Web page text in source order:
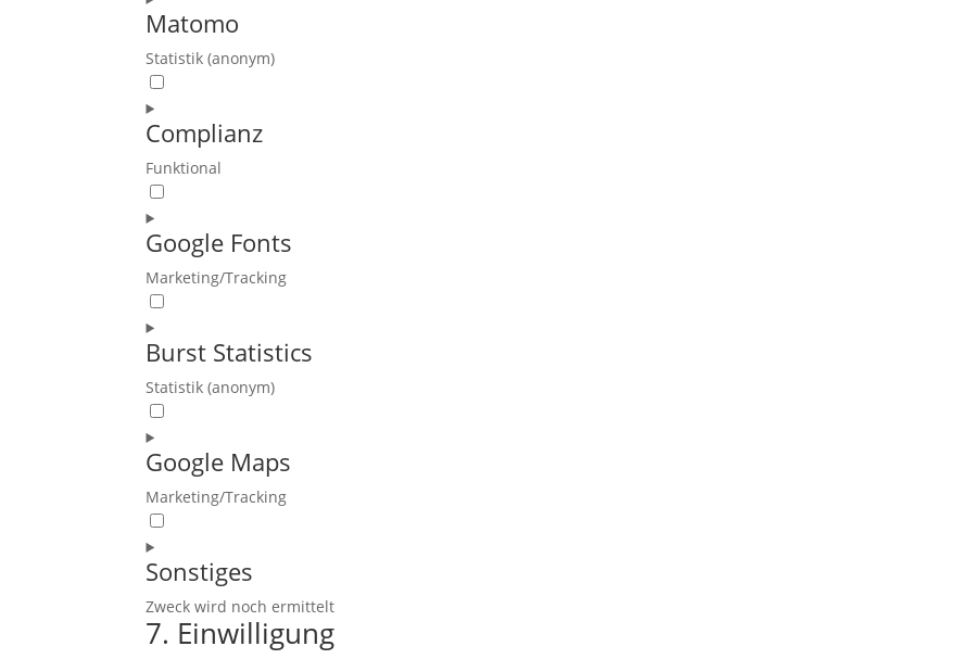
service
divi-
(elegant-
Matomo
Statistik (anonym)
Consent
to
service
matomo
Complianz
Funktional
Consent
to
service
complianz
Google Fonts
Marketing/Tracking
Consent
to
service
google-
fonts
Burst Statistics
Statistik (anonym)
Consent
to
service
burst-
statistics
Google Maps
Marketing/Tracking
Consent
to
service
google-
maps
Sonstiges
Zweck wird noch ermittelt
Consent
7. Einwilligung